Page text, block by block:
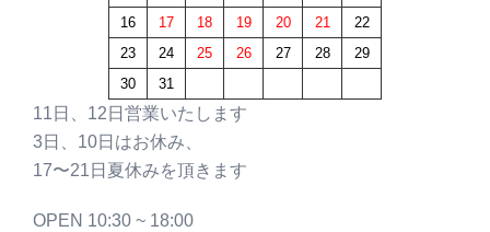
16
17 18 19 20 21
22
23
24 25 26 27 28
29
30
31
11日、12日営業いたします
3日、10日はお休み、
17〜21日夏休みを頂きます
OPEN 10:30 ~ 18:00